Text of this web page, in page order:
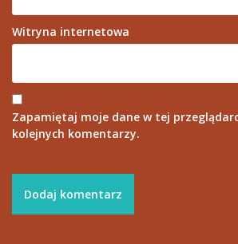
Witryna internetowa
Zapamiętaj moje dane w tej
kolejnych komentarzy.